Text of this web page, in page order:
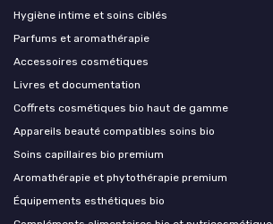
Hygiène intime et soins ciblés
Parfums et aromathérapie
Accessoires cosmétiques
Livres et documentation
Coffrets cosmétiques bio haut de gamme
Appareils beauté compatibles soins bio
Soins capillaires bio premium
Aromathérapie et phytothérapie premium
Équipements esthétiques bio